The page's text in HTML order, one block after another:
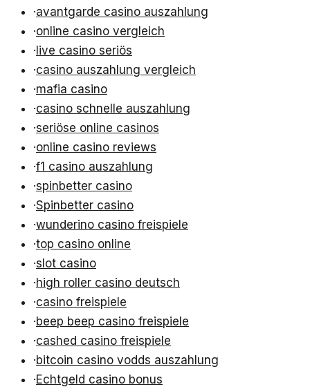
·avantgarde casino auszahlung
·online casino vergleich
·live casino seriös
·casino auszahlung vergleich
·mafia casino
·casino schnelle auszahlung
·seriöse online casinos
·online casino reviews
·f1 casino auszahlung
·spinbetter casino
·Spinbetter casino
·wunderino casino freispiele
·top casino online
·slot casino
·high roller casino deutsch
·casino freispiele
·beep beep casino freispiele
·cashed casino freispiele
·bitcoin casino vodds auszahlung
·Echtgeld casino bonus